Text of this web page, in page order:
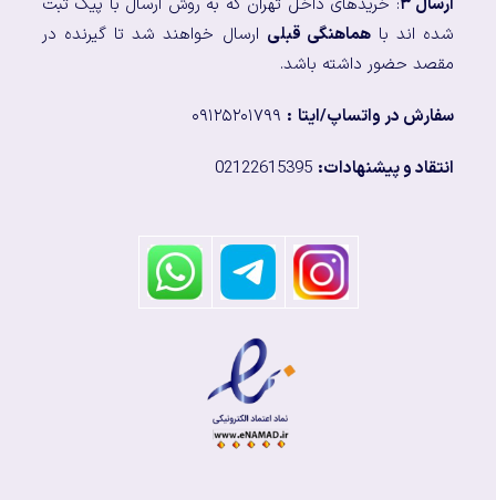
شده اند باهماهنگی قبلی ارسال خواهند شد تا گیرنده در
مقصد حضور داشته باشد.
سفارش در واتساپ/ایتا :
انتقاد و پیشنهادات: